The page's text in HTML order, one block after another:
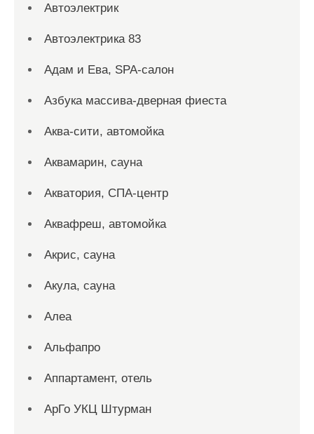
Автоэлектрик
Автоэлектрика 83
Адам и Ева, SPA-салон
Азбука массива-дверная фиеста
Аква-сити, автомойка
Аквамарин, сауна
Акватория, СПА-центр
Аквафреш, автомойка
Акрис, сауна
Акула, сауна
Алеа
Альфапро
Аппартамент, отель
АрГо УКЦ Штурман